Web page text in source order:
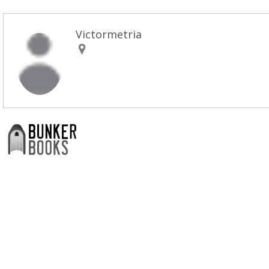
Victormetria